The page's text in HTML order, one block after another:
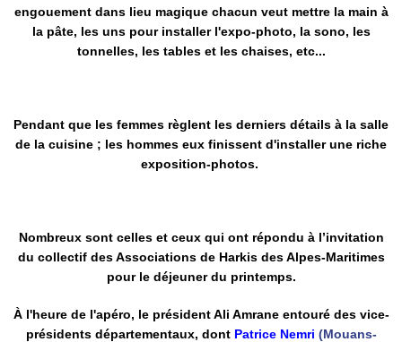
engouement dans lieu magique chacun veut mettre la main à
la pâte, les uns pour installer l'expo-photo, la sono, les
tonnelles, les tables et les chaises, etc...
Pendant que les femmes règlent les derniers détails à la salle
de la cuisine ; les hommes eux finissent d'installer une riche
exposition-photos.
Nombreux sont celles et ceux qui ont répondu à l’invitation
du collectif des Associations de Harkis des Alpes-Maritimes
pour le déjeuner du printemps.
À l'heure de l'apéro, le président Ali Amrane entouré des vice-
présidents départementaux, dont Patrice Nemri (Mouans-